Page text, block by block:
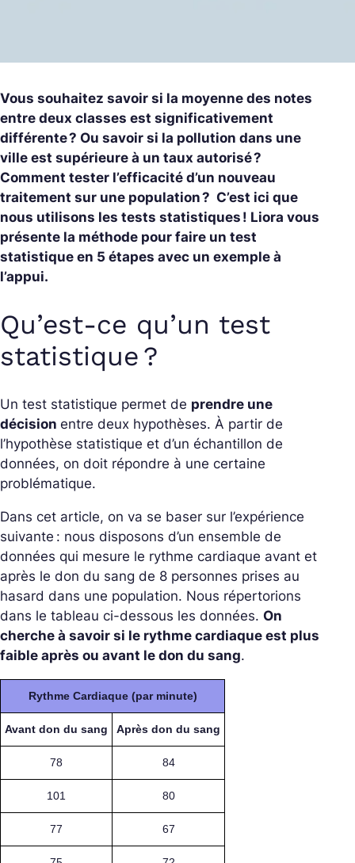
Vous souhaitez savoir si la moyenne des notes
entre deux classes est significativement
différente ? Ou savoir si la pollution dans une
ville est supérieure à un taux autorisé ?
Comment tester l’efficacité d’un nouveau
traitement sur une population ? C’est ici que
nous utilisons les tests statistiques ! Liora vous
présente la méthode pour faire un test
statistique en 5 étapes avec un exemple à
l’appui.
Qu’est-ce qu’un test
statistique ?
Un test statistique permet de prendre une
décision entre deux hypothèses. À partir de
l’hypothèse statistique et d’un échantillon de
données, on doit répondre à une certaine
problématique.
Dans cet article, on va se baser sur l’expérience
suivante : nous disposons d’un ensemble de
données qui mesure le rythme cardiaque avant et
après le don du sang de 8 personnes prises au
hasard dans une population. Nous répertorions
dans le tableau ci-dessous les données. On
cherche à savoir si le rythme cardiaque est plus
faible après ou avant le don du sang.
Rythme Cardiaque (par minute)
Avant don du sang Après don du sang
78 84
101 80
77 67